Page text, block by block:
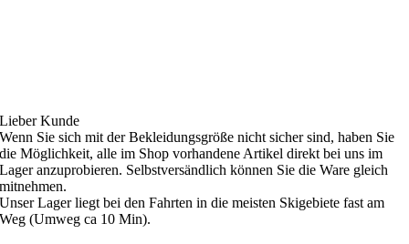
Lieber Kunde
Wenn Sie sich mit der Bekleidungsgröße nicht sicher sind, haben Sie
die Möglichkeit, alle im Shop vorhandene Artikel direkt bei uns im
Lager anzuprobieren. Selbstversändlich können Sie die Ware gleich
mitnehmen.
Unser Lager liegt bei den Fahrten in die meisten Skigebiete fast am
Weg (Umweg ca 10 Min).